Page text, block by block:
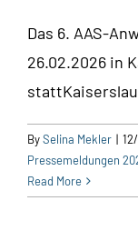
Das 6. AAS-
26.02.2026 in
BySelina Mekler |
Pressemeldungen
Read More